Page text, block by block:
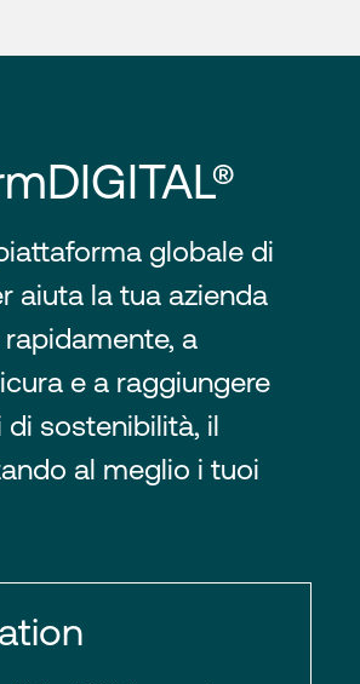
globale di
aiuta la tua azienda
a
e a raggiungere
sostenibilità, il
al meglio i tuoi